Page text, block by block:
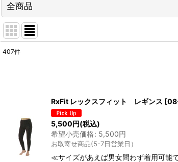
全商品
407件
RxFit レックスフィット レギンス [
5,500円(税込)
希望小売価格: 5,500円
お取寄せ商品(5-7日営業日）
≪サイズがあえば男女問わず着用可能